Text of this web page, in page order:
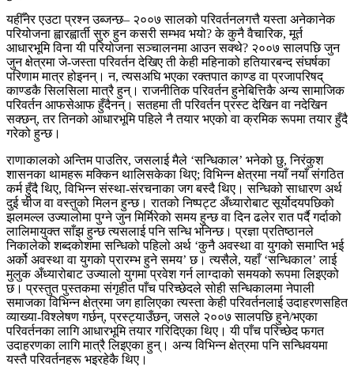
यहीँनेर एउटा प्रश्न उब्जन्छ– २००७ सालको परिवर्तनलगत्तै यस्ता अनेकानेक
परियोजना ह्वारह्वार्ती सुरु हुन कसरी सम्भव भयो? के कुनै वैचारिक, मूर्त
आधारभूमि विना यी परियोजना सञ्चालनमा आउन सक्थे? २००७ सालपछि जुन
जुन क्षेत्रमा जे-जस्ता परिवर्तन देखिए ती केही महिनाको हतियारबन्द संघर्षका
परिणाम मात्र होइनन्। न, त्यसअघि भएका रक्तपात काण्ड वा प्रजापरिषद्
काण्डकै सिलसिला मात्रै हुन्। राजनीतिक परिवर्तन हुनेबित्तिकै अन्य सामाजिक
परिवर्तन आफसेआफ हुँदैनन्। सतहमा ती परिवर्तन प्रस्ट देखिन वा नदेखिन
सक्छन्, तर तिनको आधारभूमि पहिले नै तयार भएको वा क्रमिक रूपमा तयार हुँदै
गरेको हुन्छ।
राणाकालको अन्तिम पाउतिर, जसलाई मैले ‘सन्धिकाल’ भनेको छु, निरंकुश
शासनका थामहरू मक्किन थालिसकेका थिए; विभिन्न क्षेत्रमा नयाँ नयाँ संगठित
कर्म हुँदै थिए, विभिन्न संस्था-संरचनाका जग बस्दै थिए। सन्धिको साधारण अर्थ
दुई चीज वा वस्तुको मिलन हुन्छ। रातको निष्पट्ट अँध्यारोबाट सूर्योदयपछिको
झलमल्ल उज्यालोमा पुग्ने जुन मिर्मिरेको समय हुन्छ वा दिन ढलेर रात पर्दै गर्दाको
लालिमायुक्त साँझ हुन्छ त्यसलाई पनि सन्धि भनिन्छ। प्रज्ञा प्रतिष्ठानले
निकालेको शब्दकोशमा सन्धिको पहिलो अर्थ ‘कुनै अवस्था वा युगको समाप्ति भई
अर्को अवस्था वा युगको प्रारम्भ हुने समय’ छ। त्यसैले, यहाँ ‘सन्धिकाल’ लाई
मुलुक अँध्यारोबाट उज्यालो युगमा प्रवेश गर्न लाग्दाको समयको रूपमा लिइएको
छ। प्रस्तुत पुस्तकमा संगृहीत पाँच परिच्छेदले सोही सन्धिकालमा नेपाली
समाजका विभिन्न क्षेत्रमा जग हालिएका त्यस्ता केही परिवर्तनलाई उदाहरणसहित
व्याख्या-विश्लेषण गर्छन्, प्रस्ट्याउँछन्, जसले २००७ सालपछि हुने/भएका
परिवर्तनका लागि आधारभूमि तयार गरिदिएका थिए। यी पाँच परिच्छेद फगत
उदाहरणका लागि मात्रै लिइएका हुन्। अन्य विभिन्न क्षेत्रमा पनि सन्धिवयमा
यस्तै परिवर्तनहरू भइरहेकै थिए।